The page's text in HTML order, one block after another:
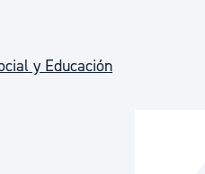
y Educación